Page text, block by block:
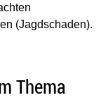
(Jagdschaden).
Thema